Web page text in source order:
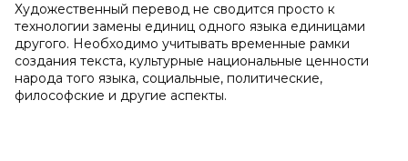
Художественный перевод не сводится просто к
технологии замены единиц одного языка единицами
другого. Необходимо учитывать временные рамки
создания текста, культурные национальные ценности
народа того языка, социальные, политические,
философские и другие аспекты.